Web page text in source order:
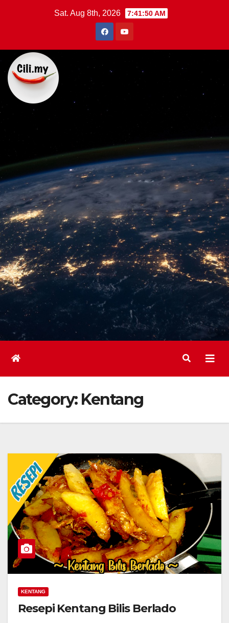
Sat. Aug 8th, 2026 7:41:51 AM
Category: Kentang
KENTANG
Resepi Kentang Bilis Berlado